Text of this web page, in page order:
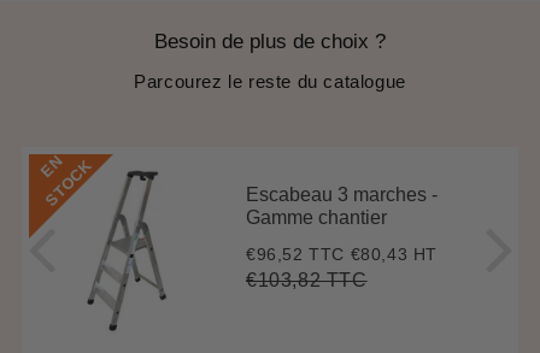
Besoin de plus de choix ?
Parcourez le reste du catalogue
E
N
S
T
O
C
K
Escabeau 3 marches -
Gamme chantier
Prix
réduit
€96,52 TTC €96,52
€80,43 HT
Prix
€103,82 TTC€103,82